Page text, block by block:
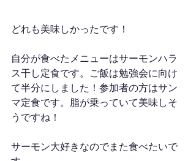
どれも美味しかったです！
自分が食べたメニューはサーモンハラ
ス干し定食です。ご飯は勉強会に向け
て半分にしました！参加者の方はサン
マ定食です。脂が乗っていて美味しそ
うですね！
サーモン大好きなのでまた食べたいで